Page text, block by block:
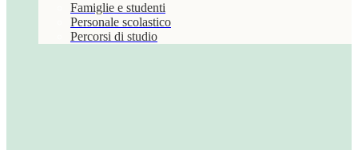
Famiglie e studenti
Personale scolastico
Percorsi di studio